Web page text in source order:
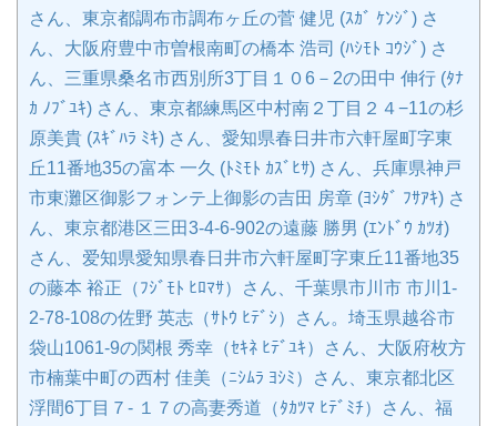
さん、東京都調布市調布ヶ丘の菅 健児 (ｽｶﾞ ｹﾝｼﾞ) さ
ん、大阪府豊中市曽根南町の橋本 浩司 (ﾊｼﾓﾄ ｺｳｼﾞ) さ
ん、三重県桑名市西別所3丁目１０6－2の田中 伸行 (ﾀﾅ
ｶ ﾉﾌﾞﾕｷ) さん、東京都練馬区中村南２丁目２４−11の杉
原美貴 (ｽｷﾞﾊﾗ ﾐｷ) さん、愛知県春日井市六軒屋町字東
丘11番地35の富本 一久 (ﾄﾐﾓﾄ ｶｽﾞﾋｻ) さん、兵庫県神戸
市東灘区御影フォンテ上御影の吉田 房章 (ﾖｼﾀﾞ ﾌｻｱｷ) さ
ん、東京都港区三田3-4-6-902の遠藤 勝男 (ｴﾝﾄﾞｳ ｶﾂｵ)
さん、爱知県愛知県春日井市六軒屋町字東丘11番地35
の藤本 裕正（ﾌｼﾞﾓﾄ ﾋﾛﾏｻ）さん、千葉県市川市 市川1-
2-78-108の佐野 英志（ｻﾄｳ ﾋﾃﾞｼ）さん。埼玉県越谷市
袋山1061-9の関根 秀幸（ｾｷﾈ ﾋﾃﾞﾕｷ）さん、大阪府枚方
市楠葉中町の西村 佳美（ﾆｼﾑﾗ ﾖｼﾐ）さん、東京都北区
浮間6丁目７- １７の高妻秀道（ﾀｶﾂﾏ ﾋﾃﾞﾐﾁ）さん、福